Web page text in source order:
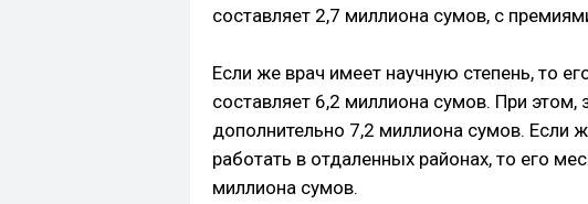
составляет 2,7 миллиона сумов, с
Если же врач имеет научную степень, то
составляет 6,2 миллиона сумов. При
дополнительно 7,2 миллиона сумов. Если
работать в отдаленных районах, то его
миллиона сумов.